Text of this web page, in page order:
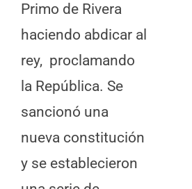
Primo de Rivera
haciendo abdicar al
rey, proclamando
la República. Se
sancionó una
nueva constitución
y se establecieron